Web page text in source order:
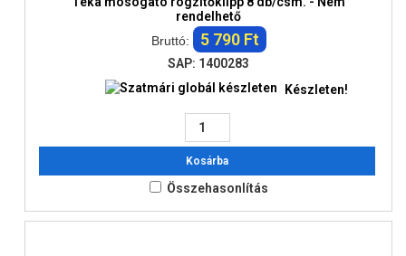
rendelhető
Bruttó:
5 790 Ft
SAP: 1400283
Készleten!
Kosárba
Összehasonlítás